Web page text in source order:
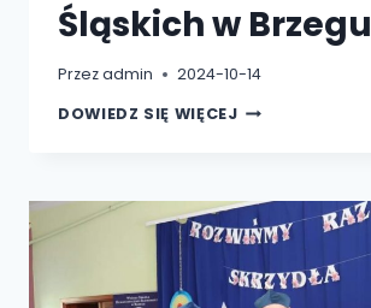
Śląskich w Brzegu
Przezadmin
2024-10-14
DOWIEDZ SIĘ WIĘCEJXXIII
PIASTÓW
ŚLĄSKICH
W